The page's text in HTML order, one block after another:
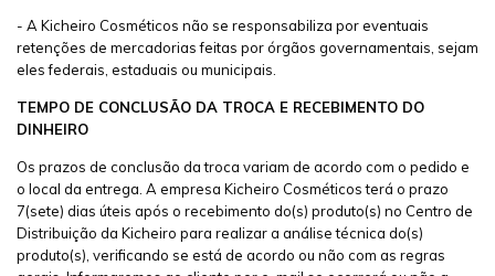
- A Kicheiro Cosméticos não se responsabiliza por eventuais
retenções de mercadorias feitas por órgãos governamentais, sejam
eles federais, estaduais ou municipais.
TEMPO DE CONCLUSÃO DA TROCA E RECEBIMENTO DO
DINHEIRO
Os prazos de conclusão da troca variam de acordo com o pedido e
o local da entrega. A empresa Kicheiro Cosméticos terá o prazo
7(sete) dias úteis após o recebimento do(s) produto(s) no Centro de
Distribuição da Kicheiro para realizar a análise técnica do(s)
produto(s), verificando se está de acordo ou não com as regras